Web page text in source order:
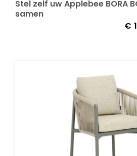
Stel zelf uw Applebee BORA
samen
€